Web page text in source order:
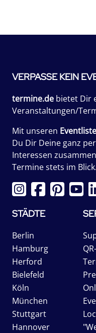
VERPASSE KEIN
termine.de bietet Dir
Veranstaltungen/
Mit unseren
Du Dir Deine ganz
Interessen
Termine stets im Blick.
STÄDTE
Berlin
Hamburg
Herford
Bielefeld
Köln
München
Stuttgart
Hannover